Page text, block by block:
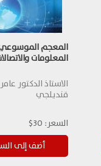
المعجم الموسوعي
المعلومات
الاستاذ الدكتور
قنديلجي
السعر: 30$